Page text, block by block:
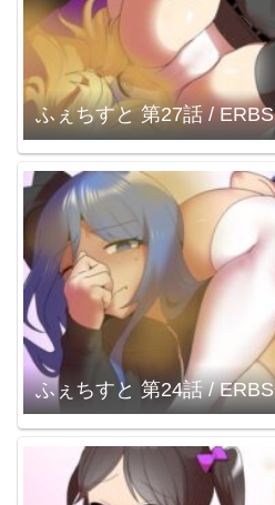
ふぇちすと 第27話 / ERBS
ふぇちすと 第24話 / ERBS